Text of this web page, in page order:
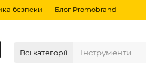
безпеки Блог Promobrand
Всі категорії